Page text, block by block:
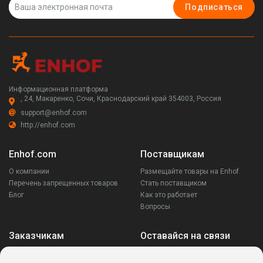
Подписаться
Информационная платформа
, 24, Макаренко, Сочи, Краснодарский край 354003, Россия
support@enhof.com
http://enhof.com
Enhof.com
О компании
Перечень запрещенных товаров
Блог
Поставщикам
Размещайте товары на Enhof
Стать поставщиком
Как это работает
Вопросы
Заказчикам Оставайся на связи